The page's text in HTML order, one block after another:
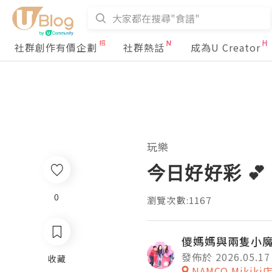
社群創作有價企劃 社群熱話 成為U Creator
玩樂
今日好好彩
瀏覽次數:1167
儍媽媽與兩隻小
發佈於 2026.05.17
0
收藏